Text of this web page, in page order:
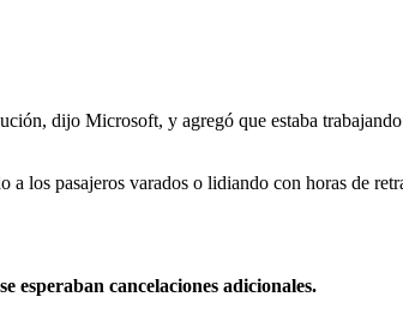
dijo Microsoft, y agregó que estaba
los pasajeros varados o lidiando con horas de
se esperaban cancelaciones adicionales.